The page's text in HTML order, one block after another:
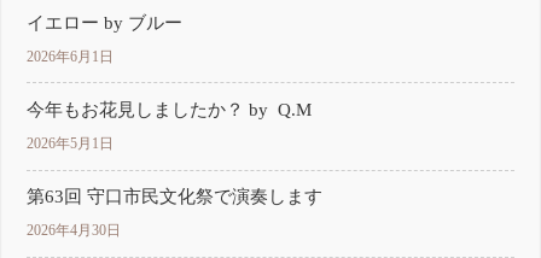
イエロー by ブルー
2026年6月1日
今年もお花見しましたか？ by Q.M
2026年5月1日
第63回 守口市民文化祭で演奏します
2026年4月30日